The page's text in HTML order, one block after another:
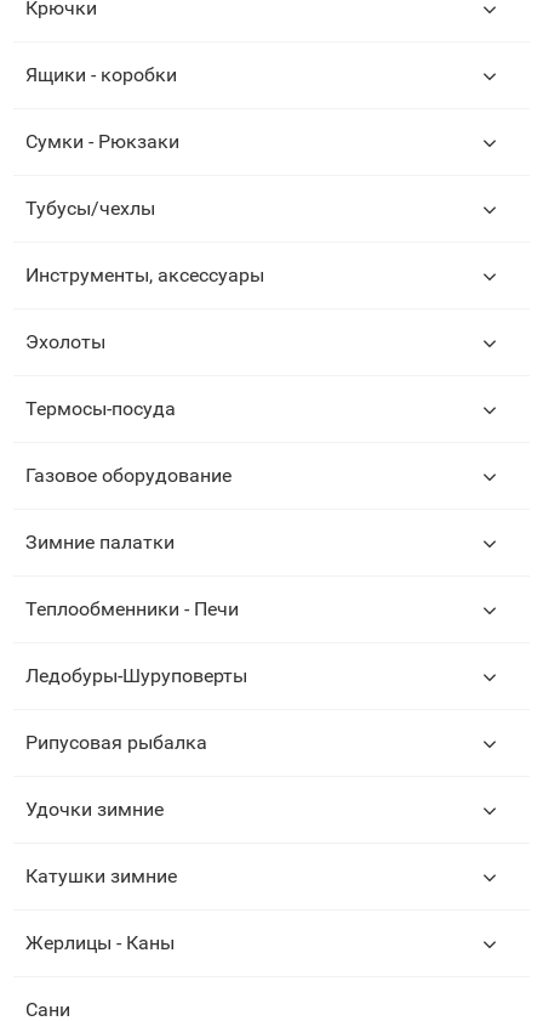
Крючки
Ящики - коробки
Сумки - Рюкзаки
Тубусы/чехлы
Инструменты, аксессуары
Эхолоты
Термосы-посуда
Газовое оборудование
Зимние палатки
Теплообменники - Печи
Ледобуры-Шуруповерты
Рипусовая рыбалка
Удочки зимние
Катушки зимние
Жерлицы - Каны
Сани